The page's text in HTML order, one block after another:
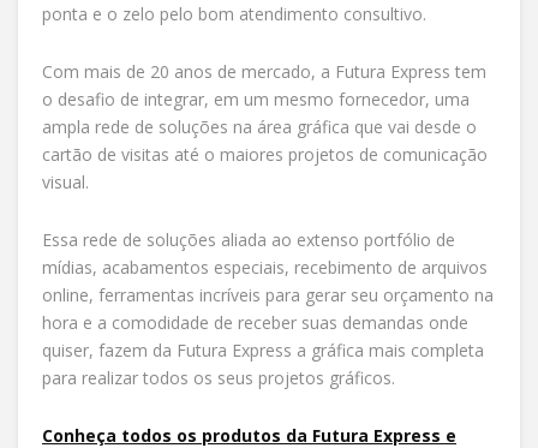
ponta e o zelo pelo bom atendimento consultivo.
Com mais de 20 anos de mercado, a Futura Express tem
o desafio de integrar, em um mesmo fornecedor, uma
ampla rede de soluções na área gráfica que vai desde o
cartão de visitas até o maiores projetos de comunicação
visual.
Essa rede de soluções aliada ao extenso portfólio de
mídias, acabamentos especiais, recebimento de arquivos
online, ferramentas incríveis para gerar seu orçamento na
hora e a comodidade de receber suas demandas onde
quiser, fazem da Futura Express a gráfica mais completa
para realizar todos os seus projetos gráficos.
Conheça todos os produtos da Futura Express e